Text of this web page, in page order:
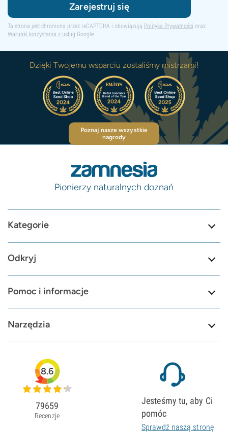
Zarejestruj się
Ta strona jest chroniona przez reCAPTCHA i obowiązują Polityka Prywatności oraz
Warunki korzystania z usług Google.
Dzięki Twojemu wsparciu zostaliśmy mistrzami!
Poznaj nasze wszystkie
nagrody
Pionierzy naturalnych doznań
Kategorie
Odkryj
Pomoc i informacje
Narzędzia
8.6
79659
Recenzje
Jesteśmy tu, aby Ci
pomóc
Sprawdź naszą stronę